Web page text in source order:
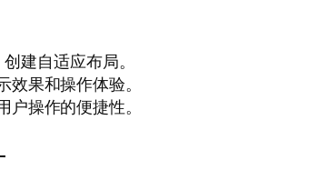
建自适应布局。
果和操作体验。
操作的便捷性。